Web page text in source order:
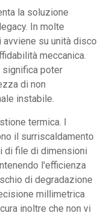
la soluzione
In molte
su unità disco
meccanica.
significa poter
di non
instabile.
termica. I
il surriscaldamento
di file di dimensioni
l'efficienza
di degradazione
millimetrica
inoltre che non vi